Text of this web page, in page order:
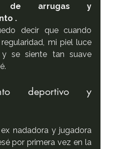
de arrugas y
.
decir que cuando
mi piel luce
y se siente tan suave
deportivo y
nadadora y jugadora
por primera vez en la